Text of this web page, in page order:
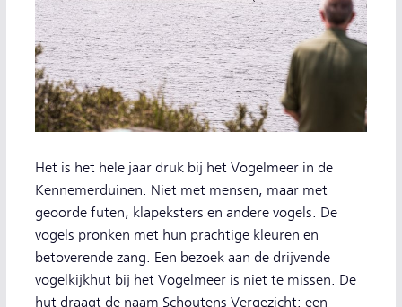
Het is het hele jaar druk bij het Vogelmeer in de
Kennemerduinen. Niet met mensen, maar met
geoorde futen, klapeksters en andere vogels. De
vogels pronken met hun prachtige kleuren en
betoverende zang. Een bezoek aan de drijvende
vogelkijkhut bij het Vogelmeer is niet te missen. De
hut draagt de naam Schoutens Vergezicht: een